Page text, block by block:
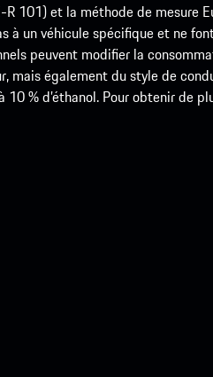
101) et la méthode de
à un véhicule spécifique et ne
peuvent modifier la
mais également du style de
% d’éthanol. Pour obtenir de